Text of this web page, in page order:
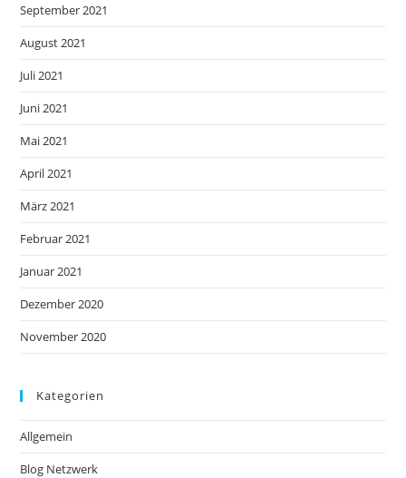
September 2021
August 2021
Juli 2021
Juni 2021
Mai 2021
April 2021
März 2021
Februar 2021
Januar 2021
Dezember 2020
November 2020
Kategorien
Allgemein
Blog Netzwerk